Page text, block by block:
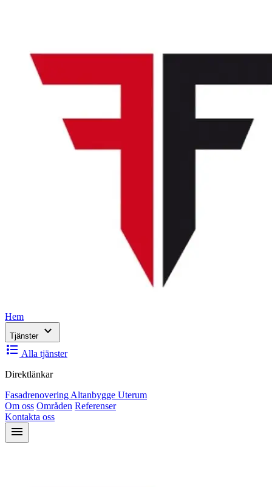
Hem
Tjänster expand_more
format_list_bulleted Alla tjänster
Direktlänkar
Fasadrenovering Altanbygge Uterum
Om oss Områden Referenser
Kontakta oss
menu